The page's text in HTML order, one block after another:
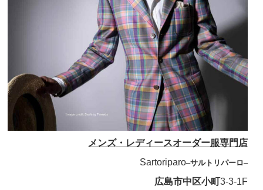
メンズ・レディースオーダー服専門店
Sartoriparo–サルトリパーロ–
広島市中区小町3-3-1F